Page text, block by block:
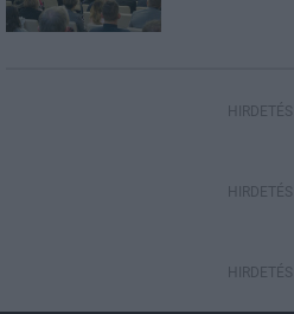
HIRDETÉS
HIRDETÉS
HIRDETÉS